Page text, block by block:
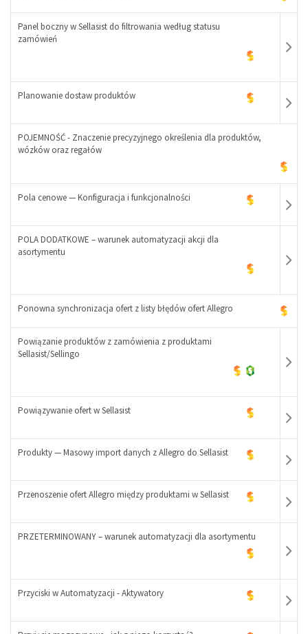
Panel boczny w Sellasist do filtrowania według statusu
zamówień
-
Planowanie dostaw produktów
-
+
POJEMNOŚĆ - Znaczenie precyzyjnego określenia dla produktów,
wózków oraz regałów
Pola cenowe — Konfiguracja i funkcjonalności
+
POLA DODATKOWE – warunek automatyzacji akcji dla
asortymentu
-
Ponowna synchronizacja ofert z listy błędów ofert Allegro
Powiązanie produktów z zamówienia z produktami
Sellasist/Sellingo
-
Powiązywanie ofert w Sellasist
-
Produkty — Masowy import danych z Allegro do Sellasist
-
Przenoszenie ofert Allegro między produktami w Sellasist
-
PRZETERMINOWANY – warunek automatyzacji dla asortymentu
Przyciski w Automatyzacji - Aktywatory